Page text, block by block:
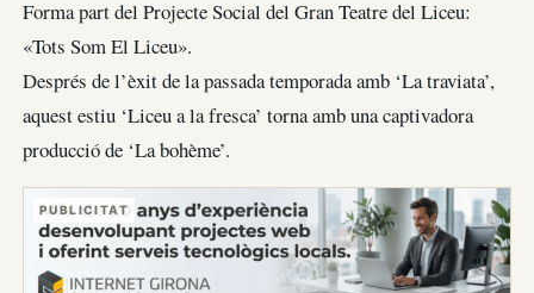
Forma part del Projecte Social del Gran Teatre del Liceu:
«Tots Som El Liceu».
Després de l’èxit de la passada temporada amb ‘La traviata’,
aquest estiu ‘Liceu a la fresca’ torna amb una captivadora
producció de ‘La bohème’.
PUBLICITAT